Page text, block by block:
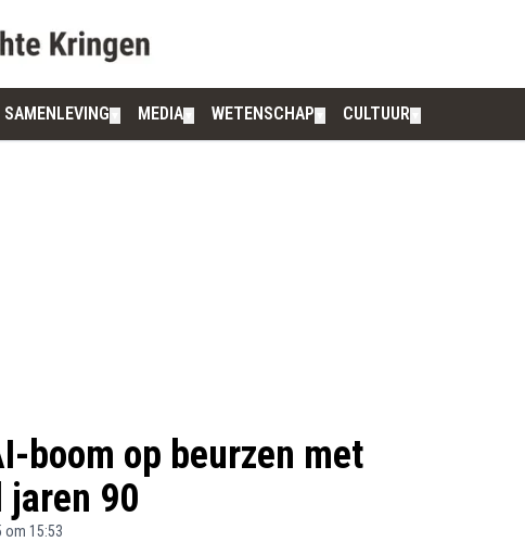
SAMENLEVING MEDIA WETENSCHAP CULTUUR
boom op beurzen met
jaren 90
om 15:53